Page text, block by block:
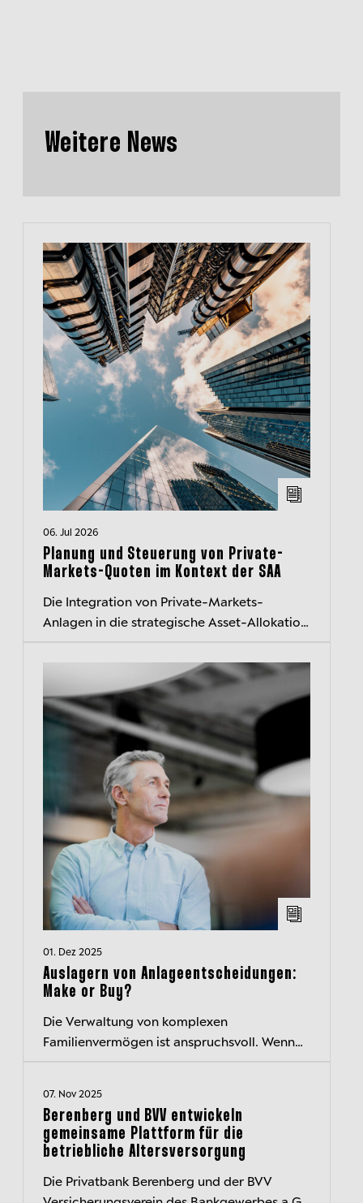
Weitere News
06. Jul 2026
Planung und Steuerung von Private-
Markets-Quoten im Kontext der SAA
Die Integration von Private-Markets-
Anlagen in die strategische Asset-Allokation
komplexe Herausforderungen. Unser I...
01. Dez 2025
Auslagern von Anlageentscheidungen:
Make or Buy?
Die Verwaltung von komplexen
Familienvermögen ist anspruchsvoll. Wenn
Anlageentscheidungen si...
07. Nov 2025
Berenberg und BVV entwickeln
gemeinsame Plattform für die
betriebliche Altersversorgung
Die Privatbank Berenberg und der BVV